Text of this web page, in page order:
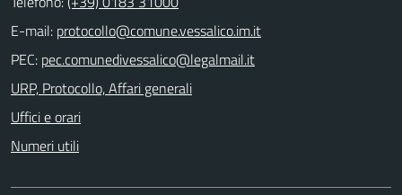
E-mail:
PEC:
URP, Protocollo, Affari generali
Uffici e orari
Numeri utili